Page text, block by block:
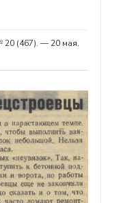
20 (467). — 20 мая.